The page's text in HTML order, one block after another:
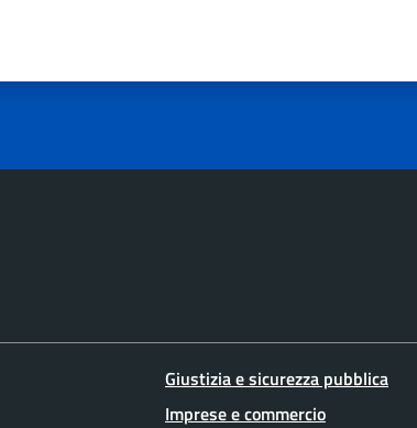
Giustizia e sicurezza pubblica
Imprese e commercio